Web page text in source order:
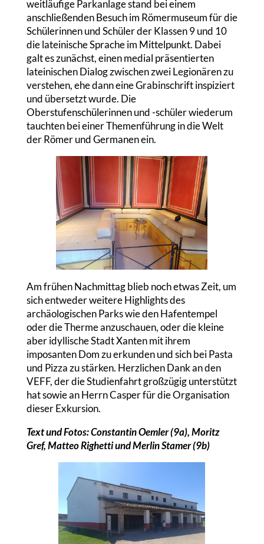
weitläufige Parkanlage stand bei einem
anschließenden Besuch im Römermuseum für die
Schülerinnen und Schüler der Klassen 9 und 10
die lateinische Sprache im Mittelpunkt. Dabei
galt es zunächst, einen medial präsentierten
lateinischen Dialog zwischen zwei Legionären zu
verstehen, ehe dann eine Grabinschrift inspiziert
und übersetzt wurde. Die
Oberstufenschülerinnen und -schüler wiederum
tauchten bei einer Themenführung in die Welt
der Römer und Germanen ein.
Am frühen Nachmittag blieb noch etwas Zeit, um
sich entweder weitere Highlights des
archäologischen Parks wie den Hafentempel
oder die Therme anzuschauen, oder die kleine
aber idyllische Stadt Xanten mit ihrem
imposanten Dom zu erkunden und sich bei Pasta
und Pizza zu stärken. Herzlichen Dank an den
VEFF, der die Studienfahrt großzügig unterstützt
hat sowie an Herrn Casper für die Organisation
dieser Exkursion.
Text und Fotos: Constantin Oemler (9a), Moritz
Gref, Matteo Righetti und Merlin Stamer (9b)